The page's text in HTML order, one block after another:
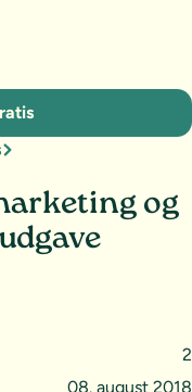
2
08. august 2018
og